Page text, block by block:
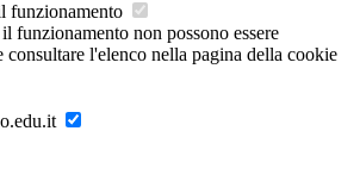
funzionamento
funzionamento non possono essere
l'elenco nella pagina della cookie